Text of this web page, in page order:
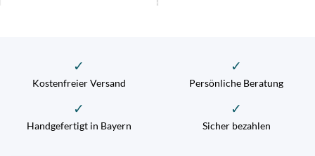
✓
Kostenfreier Versand
✓
Persönliche Beratung
✓
Handgefertigt in Bayern
✓
Sicher bezahlen